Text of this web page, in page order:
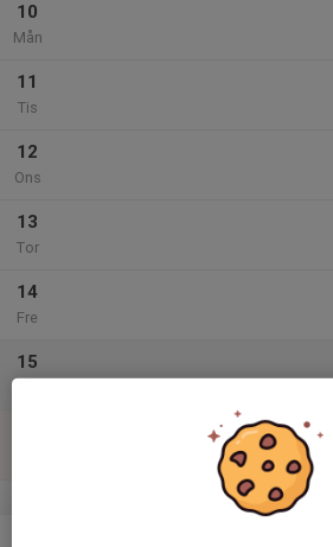
10
Mån
11
Tis
12
Ons
13
Tor
14
Fre
15
v.34